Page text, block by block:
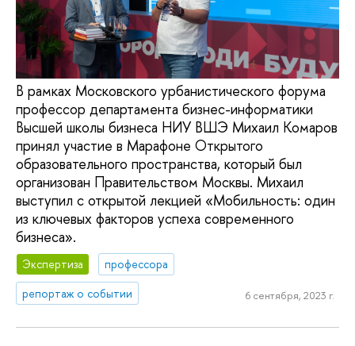
В рамках Московского урбанистического форума
профессор департамента бизнес-информатики
Высшей школы бизнеса НИУ ВШЭ Михаил Комаров
принял участие в Марафоне Открытого
образовательного пространства, который был
организован Правительством Москвы. Михаил
выступил с открытой лекцией «Мобильность: один
из ключевых факторов успеха современного
бизнеса».
Экспертиза
профессора
репортаж о событии
6 сентября, 2023 г.